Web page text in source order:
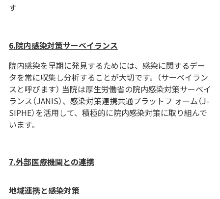
す
6.院内感染対策サーベイランス
院内感染を早期に発見するためには、感染に関するデー
タを常に収集し分析することが大切です。（サーベイラン
スと呼びます） 当院は厚生労働省の院内感染対策サーベイ
ランス（JANIS）、感染対策連携共通プラットフ ォーム（J-
SIPHE）を活用して、積極的に院内感染対策に取り組んで
います。
7.外部医療機関との連携
地域連携と感染対策